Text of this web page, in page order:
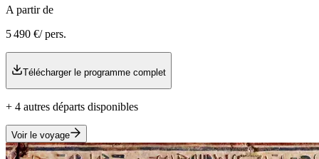
A partir de
5 490 €/ pers.
Télécharger le programme complet
+ 4 autres départs disponibles
Voir le voyage